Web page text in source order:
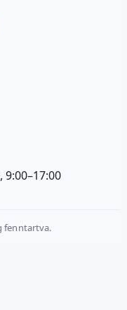
fenntartva.